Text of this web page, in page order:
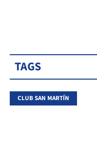
TAGS
CLUB SAN MARTÍN